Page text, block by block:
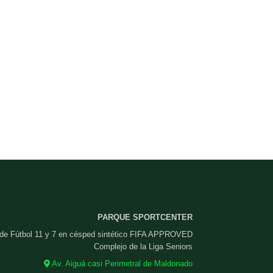
PARQUE SPORTCENTER
Fútbol 11 y 7 en césped sintético FIFA APPROVED
Complejo de la Liga Seniors
Av. Aiguá casi Perimetral de Maldonado